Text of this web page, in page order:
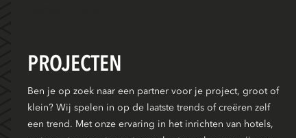
PROJECTEN
Ben je op zoek naar een partner voor je project, groot of
klein? Wij spelen in op de laatste trends of creëren zelf
een trend. Met onze ervaring in het inrichten van hotels,